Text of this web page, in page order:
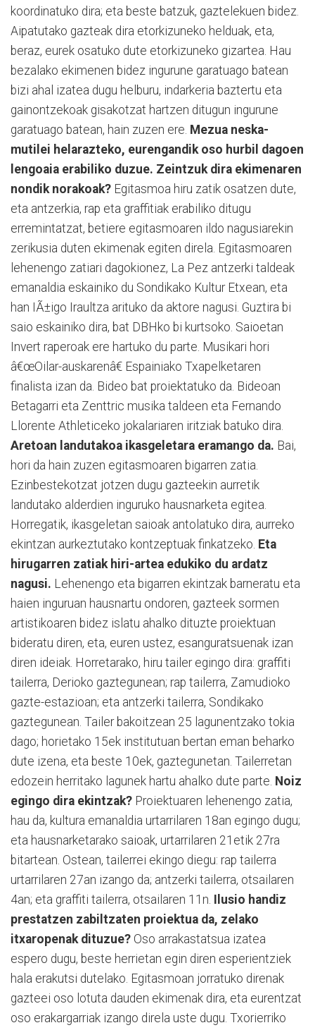
koordinatuko dira; eta beste batzuk, gaztelekuen bidez.
Aipatutako gazteak dira etorkizuneko helduak, eta,
beraz, eurek osatuko dute etorkizuneko gizartea. Hau
bezalako ekimenen bidez ingurune garatuago batean
bizi ahal izatea dugu helburu, indarkeria baztertu eta
gainontzekoak gisakotzat hartzen ditugun ingurune
garatuago batean, hain zuzen ere. Mezua neska-
mutilei helarazteko, eurengandik oso hurbil dagoen
lengoaia erabiliko duzue. Zeintzuk dira ekimenaren
nondik norakoak? Egitasmoa hiru zatik osatzen dute,
eta antzerkia, rap eta graffitiak erabiliko ditugu
erremintatzat, betiere egitasmoaren ildo nagusiarekin
zerikusia duten ekimenak egiten direla. Egitasmoaren
lehenengo zatiari dagokionez, La Pez antzerki taldeak
emanaldia eskainiko du Sondikako Kultur Etxean, eta
han IÃ±igo Iraultza arituko da aktore nagusi. Guztira bi
saio eskainiko dira, bat DBHko bi kurtsoko. Saioetan
Invert raperoak ere hartuko du parte. Musikari hori
â€œOilar-auskarenâ€ Espainiako Txapelketaren
finalista izan da. Bideo bat proiektatuko da. Bideoan
Betagarri eta Zenttric musika taldeen eta Fernando
Llorente Athleticeko jokalariaren iritziak batuko dira.
Aretoan landutakoa ikasgeletara eramango da. Bai,
hori da hain zuzen egitasmoaren bigarren zatia.
Ezinbestekotzat jotzen dugu gazteekin aurretik
landutako alderdien inguruko hausnarketa egitea.
Horregatik, ikasgeletan saioak antolatuko dira, aurreko
ekintzan aurkeztutako kontzeptuak finkatzeko. Eta
hirugarren zatiak hiri-artea edukiko du ardatz
nagusi. Lehenengo eta bigarren ekintzak barneratu eta
haien inguruan hausnartu ondoren, gazteek sormen
artistikoaren bidez islatu ahalko dituzte proiektuan
bideratu diren, eta, euren ustez, esanguratsuenak izan
diren ideiak. Horretarako, hiru tailer egingo dira: graffiti
tailerra, Derioko gaztegunean; rap tailerra, Zamudioko
gazte-estazioan; eta antzerki tailerra, Sondikako
gaztegunean. Tailer bakoitzean 25 lagunentzako tokia
dago; horietako 15ek institutuan bertan eman beharko
dute izena, eta beste 10ek, gaztegunetan. Tailerretan
edozein herritako lagunek hartu ahalko dute parte. Noiz
egingo dira ekintzak? Proiektuaren lehenengo zatia,
hau da, kultura emanaldia urtarrilaren 18an egingo dugu;
eta hausnarketarako saioak, urtarrilaren 21etik 27ra
bitartean. Ostean, tailerrei ekingo diegu: rap tailerra
urtarrilaren 27an izango da; antzerki tailerra, otsailaren
4an; eta graffiti tailerra, otsailaren 11n.
Ilusio handiz
prestatzen zabiltzaten proiektua da, zelako
itxaropenak dituzue? Oso arrakastatsua izatea
espero dugu, beste herrietan egin diren esperientziek
hala erakutsi dutelako. Egitasmoan jorratuko direnak
gazteei oso lotuta dauden ekimenak dira, eta eurentzat
oso erakargarriak izango direla uste dugu. Txorierriko